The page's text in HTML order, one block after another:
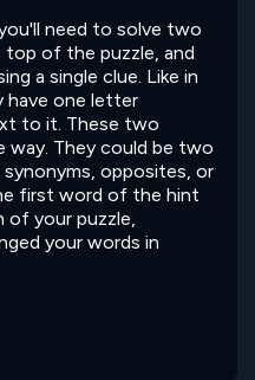
need to solve two
of the puzzle, and
a single clue. Like in
have one letter
to it. These two
way. They could be two
opposites, or
first word of the hint
of your puzzle,
your words in